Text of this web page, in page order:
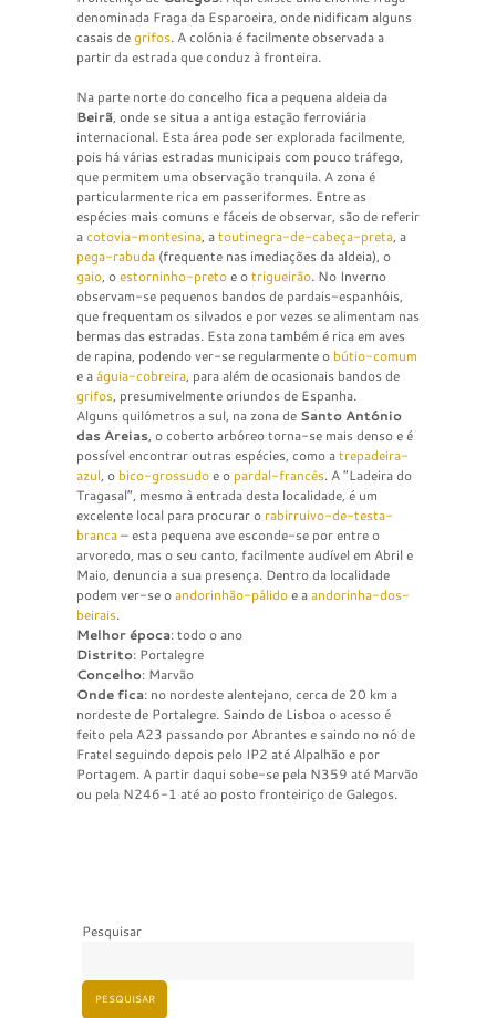
denominada Fraga da Esparoeira, onde nidificam alguns
casais degrifos. A colónia é facilmente observada a
partir da estrada que conduz à fronteira.
Na parte norte do concelho fica a pequena aldeia da
Beirã, onde se situa a antiga estação ferroviária
internacional. Esta área pode ser explorada facilmente,
pois há várias estradas municipais com pouco tráfego,
que permitem uma observação tranquila. A zona é
particularmente rica em passeriformes. Entre as
espécies mais comuns e fáceis de observar, são de referir
acotovia-montesina, atoutinegra-de-cabeça-preta, a
pega-rabuda (frequente nas imediações da aldeia), o
gaio, oestorninho-pretoe otrigueirão. No Inverno
observam-se pequenos bandos de pardais-espanhóis,
que frequentam os silvados e por vezes se alimentam nas
bermas das estradas. Esta zona também é rica em aves
de rapina, podendo ver-se regularmente o bútio-comum
e aáguia-cobreira, para além de ocasionais bandos de
grifos, presumivelmente oriundos de Espanha.
Alguns quilómetros a sul, na zona de Santo António
das Areias, o coberto arbóreo torna-se mais denso e é
possível encontrar outras espécies, como atrepadeira-
azul, o bico-grossudoe o pardal-francês. A “Ladeira do
Tragasal”, mesmo à entrada desta localidade, é um
excelente local para procurar o rabirruivo-de-testa-
branca– esta pequena ave esconde-se por entre o
arvoredo, mas o seu canto, facilmente audível em Abril e
Maio, denuncia a sua presença. Dentro da localidade
podem ver-se oandorinhão-pálidoe aandorinha-dos-
beirais.
Melhor época: todo o ano
Distrito: Portalegre
Concelho: Marvão
Onde fica: no nordeste alentejano, cerca de 20 km a
nordeste de Portalegre. Saindo de Lisboa o acesso é
feito pela A23 passando por Abrantes e saindo no nó de
Fratel seguindo depois pelo IP2 até Alpalhão e por
Portagem. A partir daqui sobe-se pela N359 até Marvão
ou pela N246-1 até ao posto fronteiriço de Galegos.
Pesquisar
PESQUISAR